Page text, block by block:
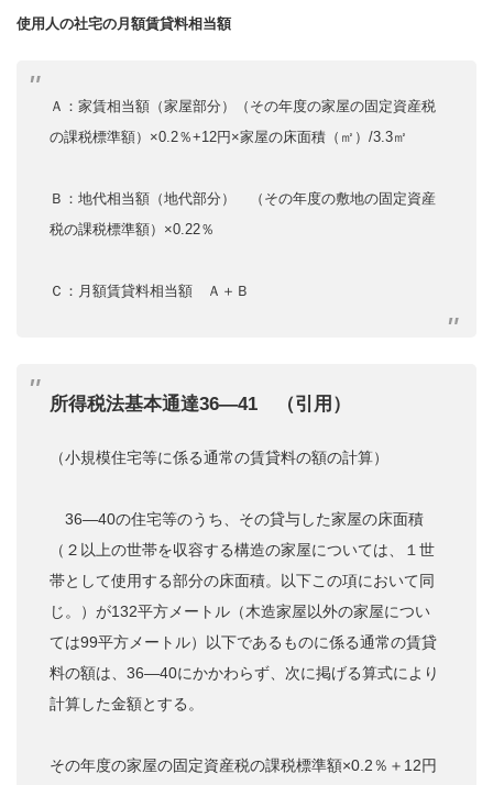
使用人の社宅の月額賃貸料相当額
Ａ：家賃相当額（家屋部分）（その年度の家屋の固定資産税
の課税標準額）×0.2％+12円×家屋の床面積（㎡）/3.3㎡
Ｂ：地代相当額（地代部分） （その年度の敷地の固定資産
税の課税標準額）×0.22％
Ｃ：月額賃貸料相当額 Ａ＋Ｂ
所得税法基本通達36―41 （引用）
（小規模住宅等に係る通常の賃貸料の額の計算）
36―40の住宅等のうち、その貸与した家屋の床面積
（２以上の世帯を収容する構造の家屋については、１世
帯として使用する部分の床面積。以下この項において同
じ。）が132平方メートル（木造家屋以外の家屋につい
ては99平方メートル）以下であるものに係る通常の賃貸
料の額は、36―40にかかわらず、次に掲げる算式により
計算した金額とする。
その年度の家屋の固定資産税の課税標準額×0.2％＋12円